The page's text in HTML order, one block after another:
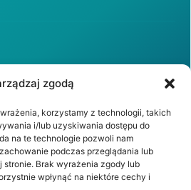
zgodą
korzystamy z technologii, takich
i/lub uzyskiwania dostępu do
na te technologie pozwoli nam
podczas przeglądania lub
Brak wyrażenia zgody lub
wpłynąć na niektóre cechy i